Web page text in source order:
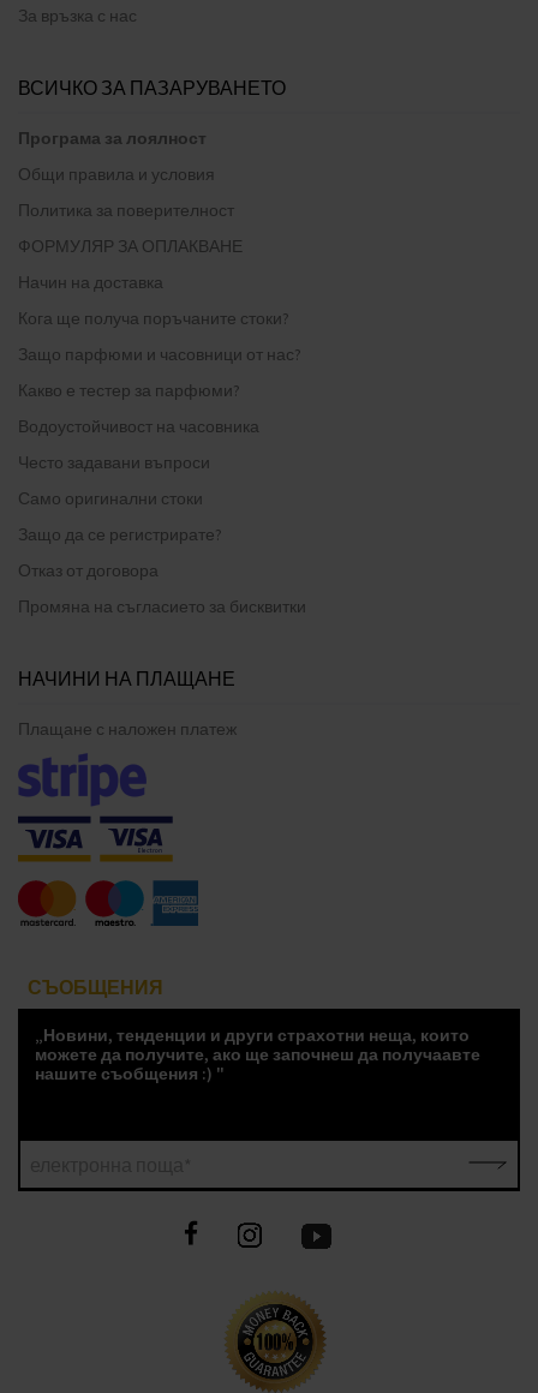
За връзка с нас
ВСИЧКО ЗА ПАЗАРУВАНЕТО
Програма за лоялност
Общи правила и условия
Политика за поверителност
ФОРМУЛЯР ЗА ОПЛАКВАНЕ
Начин на доставка
Кога ще получа поръчаните стоки?
Защо парфюми и часовници от нас?
Какво е тестер за парфюми?
Водоустойчивост на часовника
Често задавани въпроси
Само оригинални стоки
Защо да се регистрирате?
Отказ от договора
Промяна на съгласието за бисквитки
НАЧИНИ НА ПЛАЩАНЕ
Плащане с наложен платеж
СЪОБЩЕНИЯ
„Новини, тенденции и други страхотни неща, които
можете да получите, ако ще започнеш да получаавте
нашите съобщения :) "